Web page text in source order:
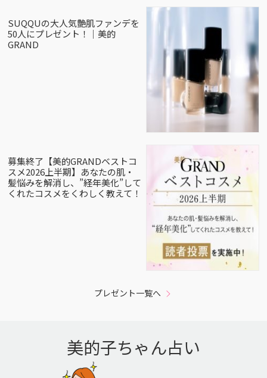
SUQQUの大人気艶肌ファンデを
50人にプレゼント！｜美的
GRAND
募集終了【美的GRANDベストコ
スメ2026上半期】あなたの肌・
髪悩みを解消し、”経年美化”して
くれたコスメをくわしく教えて！
プレゼント一覧へ
美的子ちゃん占い